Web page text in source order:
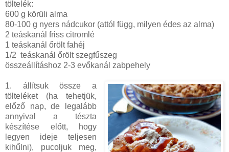
töltelék:
600 g körüli alma
80-100 g nyers nádcukor (attól függ, milyen édes az alma)
2 teáskanál friss citromlé
1 teáskanál őrölt fahéj
1/2 teáskanál őrölt szegfűszeg
összeállításhoz 2-3 evőkanál zabpehely
1. állítsuk össze a
tölteléket (ha tehetjük,
előző nap, de legalább
annyival a tészta
készítése előtt, hogy
legyen ideje teljesen
kihűlni), pucoljuk meg,